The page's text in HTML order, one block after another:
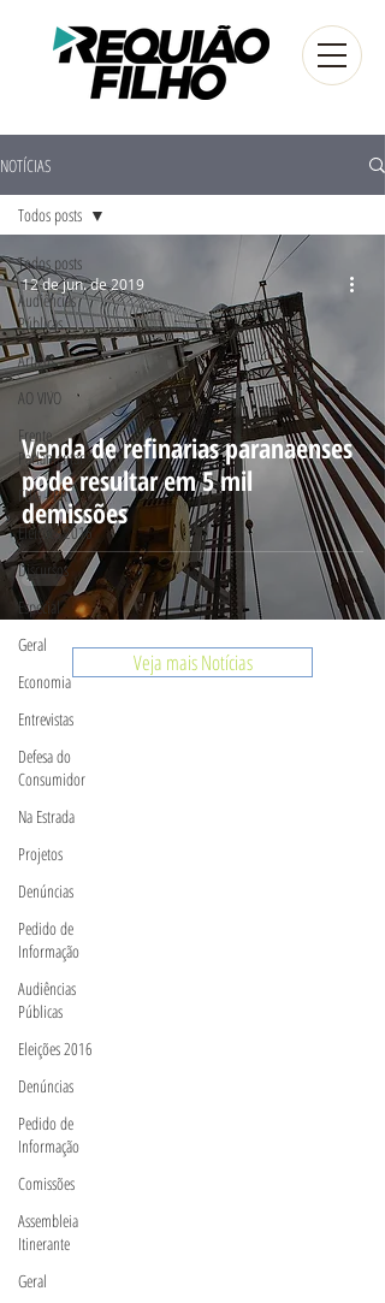
NOTÍCIAS
Todos posts
Audiências
Públicas
Artigos
AO VIVO
Frente
Parlamentar
FUG - PR
Eleições 2016
Discursos
Especial
Geral
Economia
Entrevistas
Defesa do
Consumidor
Na Estrada
Projetos
Denúncias
Pedido de
Informação
Audiências
Públicas
Eleições 2016
Denúncias
Pedido de
Informação
Comissões
Assembleia
Itinerante
Geral
Todos posts
Venda de refinarias paranaenses
pode resultar em 5 mil
demissões
12 de jun. de 2019
Veja mais Notícias